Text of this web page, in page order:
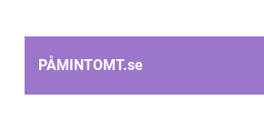
PÅMINTOMT.se